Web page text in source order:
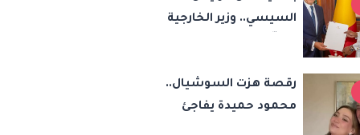
السيسي.. وزير الخارجية
تعزيز الشراكة
الاستراتيجية بين
رقصة هزت السوشيال..
محمود حميدة يفاجئ